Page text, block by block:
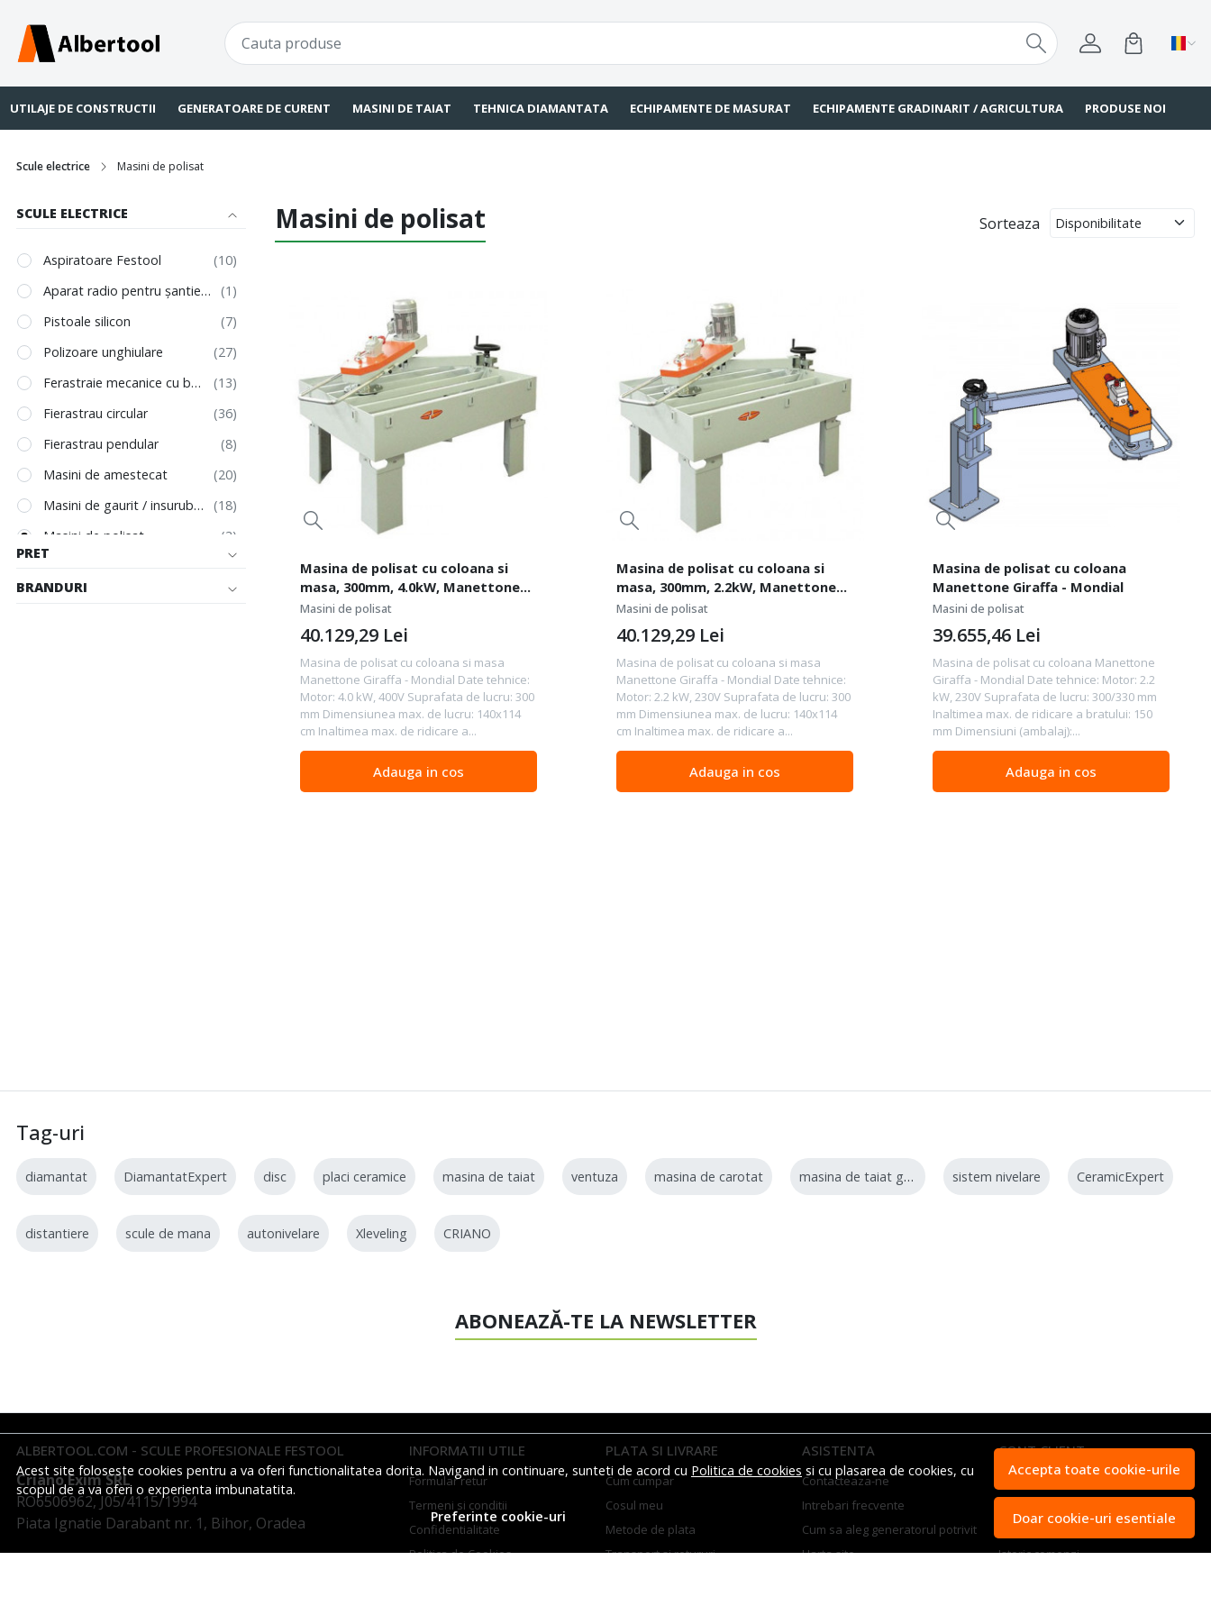
UTILAJE DE CONSTRUCTII GENERATOARE DE CURENT MASINI DE TAIAT TEHNICA DIAMANTATA ECHIPAMENTE DE MASURAT ECHIPAMENTE GRADINARIT / AGRICULTURA PRODUSE NOI
Scule electrice Masini de polisat
SCULE ELECTRICE
Aspiratoare Festool
Aparat radio pentru şantier SYSROCK
Pistoale silicon
Polizoare unghiulare
Ferastraie mecanice cu banda si disc
Fierastrau circular
Fierastrau pendular
Masini de amestecat
Masini de gaurit / insurubat
Masini de polisat
Slefuitor Pereti
PRET
BRANDURI
Masini de polisat Sorteaza
Masina de polisat cu coloana si
masa, 300mm, 4.0kW, Manettone
Giraffa - Mondial
Masini de polisat
Masina de polisat cu coloana si masa
Manettone Giraffa - Mondial Date tehnice:
Motor: 4.0 kW, 400V Suprafata de lucru: 300
mm Dimensiunea max. de lucru: 140x114
cm Inaltimea max. de ridicare a...
40.129,29 Lei
Adauga in cos
Masina de polisat cu coloana si
masa, 300mm, 2.2kW, Manettone
Giraffa - Mondial
Masini de polisat
Masina de polisat cu coloana si masa
Manettone Giraffa - Mondial Date tehnice:
Motor: 2.2 kW, 230V Suprafata de lucru: 300
mm Dimensiunea max. de lucru: 140x114
cm Inaltimea max. de ridicare a...
40.129,29 Lei
Adauga in cos
Masina de polisat cu coloana
Manettone Giraffa - Mondial
Masini de polisat
Masina de polisat cu coloana Manettone
Giraffa - Mondial Date tehnice: Motor: 2.2
kW, 230V Suprafata de lucru: 300/330 mm
Inaltimea max. de ridicare a bratului: 150
mm Dimensiuni (ambalaj):...
39.655,46 Lei
Adauga in cos
Acest site foloseste cookies pentru a va oferi functionalitatea dorita. Navigand in continuare, sunteti de acord cu Politica de cookies si cu plasarea de cookies, cu
scopul de a va oferi o experienta imbunatatita.
Preferinte cookie-uri
Accepta toate cookie-urile
Doar cookie-uri esentiale
Tag-uri
diamantat DiamantatExpert disc placi ceramice masina de taiat ventuza masina de carotat masina de taiat gresie sistem nivelare CeramicExpert
distantiere scule de mana autonivelare Xleveling CRIANO
ABONEAZĂ-TE LA NEWSLETTER
ALBERTOOL.COM - SCULE PROFESIONALE FESTOOL
Criano Exim SRL
RO6506962, J05/4115/1994
Piata Ignatie Darabant nr. 1, Bihor, Oradea
INFORMATII UTILE
Formular retur
Termeni si conditii
Confidentialitate
Politica de Cookies
PLATA SI LIVRARE
Cum cumpar
Cosul meu
Metode de plata
Transport si retururi
ASISTENTA
Contacteaza-ne
Intrebari frecvente
Cum sa aleg generatorul potrivit
Harta site
CONT CLIENT
Contul meu
Istoric comenzi